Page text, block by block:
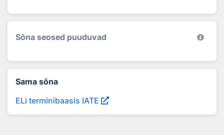
Sõna seosed puuduvad
Sama sõna
ELi terminibaasis IATE